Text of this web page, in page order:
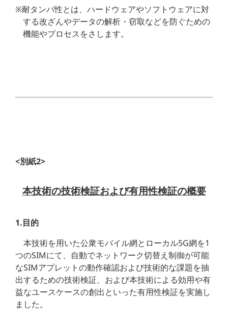
※耐タンパ性とは、ハードウェアやソフトウェアに対
する改ざんやデータの解析・窃取などを防ぐための
機能やプロセスをさします。
<別紙2>
本技術の技術検証および有用性検証の概要
1.目的
本技術を用いた公衆モバイル網とローカル5G網を1
つのSIMにて、自動でネットワーク切替え制御が可能
なSIMアプレットの動作確認および技術的な課題を抽
出するための技術検証、および本技術による効用や有
益なユースケースの創出といった有用性検証を実施し
ました。